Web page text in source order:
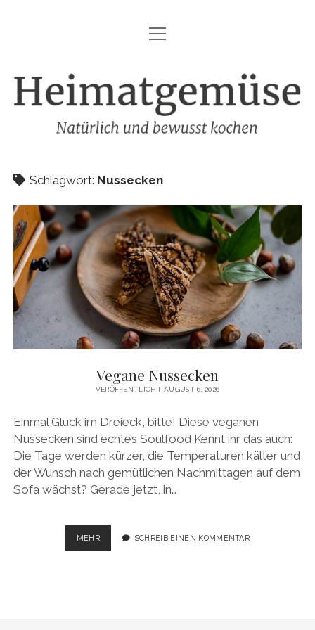
HEIMATGEMÜSE
DAS KOCHBUCH
FOODFOTOGRAFIE
REZEPTE
IMPRESSUM
DATENSCHUTZ
facebook
pinterestinstagram
amazon
E-
Mail
Menü
öffnen
Heimatgemüse
Schlagwort: Nussecken
Vegane Nussecken
VERÖFFENTLICHT AUGUST 6, 2026
Einmal Glück im Dreieck, bitte! Diese veganen
Nussecken sind echtes Soulfood Kennt ihr das auch:
Die Tage werden kürzer, die Temperaturen kälter und
der Wunsch nach gemütlichen Nachmittagen auf dem
Sofa wächst? Gerade jetzt, in…
MEHRVEGANE
NUSSECKEN
SCHREIB EINEN KOMMENTAR